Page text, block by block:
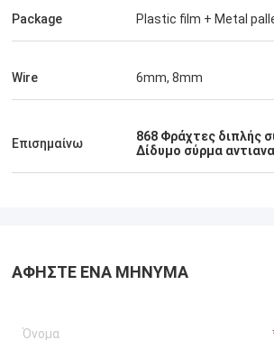
είμαι ικανοποιημένος και με την
ποιότητα., πολύ αξιόπιστος
Package Plastic film + Metal
Wire 6mm, 8mm
Επισημαίνω 868 Φράχτες διπλής
Δίδυμο σύρμα
ΑΦΉΣΤΕ ΈΝΑ ΜΉΝΥΜΑ